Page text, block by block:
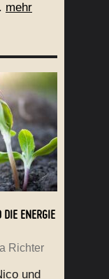
mehr
DIE ENERGIE
Richter
und